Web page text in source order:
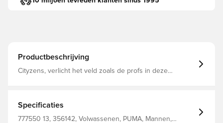
Productbeschrijving
Cityzens, verlicht het veld zoals de profs in deze
het sporten Elastische tailleband Zakken met ritssluiting
Specificaties
777550 13, 356142, Volwassenen, PUMA, Mannen,